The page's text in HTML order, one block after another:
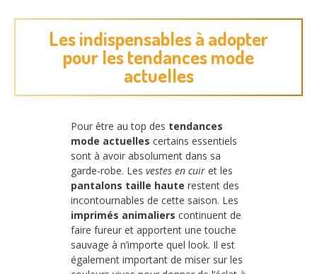
Les indispensables à adopter
pour les tendances mode
actuelles
Pour être au top des tendances
mode actuelles certains essentiels
sont à avoir absolument dans sa
garde-robe. Les vestes en cuir et les
pantalons taille haute restent des
incontournables de cette saison. Les
imprimés animaliers continuent de
faire fureur et apportent une touche
sauvage à n’importe quel look. Il est
également important de miser sur les